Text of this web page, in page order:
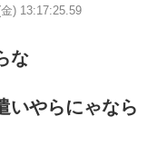
) 13:17:25.59
な
いやらにゃなら